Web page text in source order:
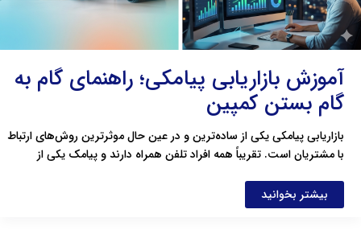
آموزش بازاریابی پیامکی؛ راهنمای گام به
گام بستن کمپین
بازاریابی پیامکی یکی از ساده‌ترین و در عین حال موثرترین روش‌های ارتباط
با مشتریان است. تقریباً همه افراد تلفن همراه دارند و پیامک یکی از
بیشتر بخوانید